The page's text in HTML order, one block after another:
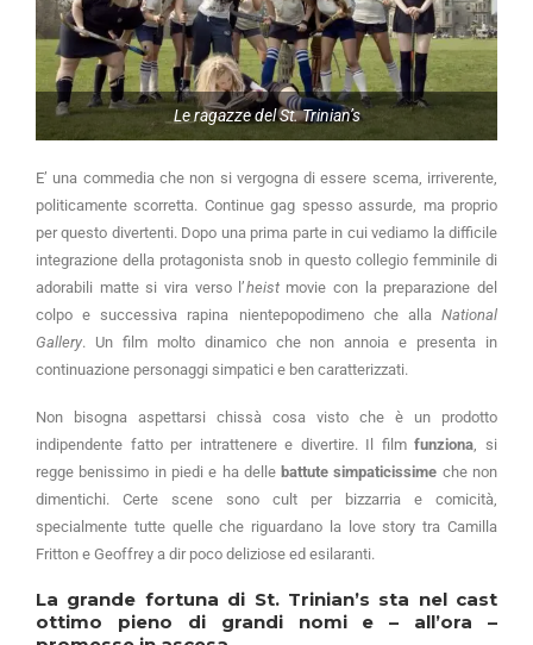
Le ragazze del St. Trinian’s
E’ una commedia che non si vergogna di essere scema, irriverente,
politicamente scorretta. Continue gag spesso assurde, ma proprio
per questo divertenti. Dopo una prima parte in cui vediamo la difficile
integrazione della protagonista snob in questo collegio femminile di
adorabili matte si vira verso l’heistmovie con la preparazione del
colpo e successiva rapina nientepopodimeno che alla National
Gallery. Un film molto dinamico che non annoia e presenta in
continuazione personaggi simpatici e ben caratterizzati.
Non bisogna aspettarsi chissà cosa visto che è un prodotto
indipendente fatto per intrattenere e divertire. Il filmfunziona, si
regge benissimo in piedi e ha delle battute simpaticissime che non
dimentichi. Certe scene sono cult per bizzarria e comicità,
specialmente tutte quelle che riguardano la love story tra Camilla
Fritton e Geoffrey a dir poco deliziose ed esilaranti.
La grande fortuna di St. Trinian’s sta nel cast
ottimo pieno di grandi nomi e – all’ora –